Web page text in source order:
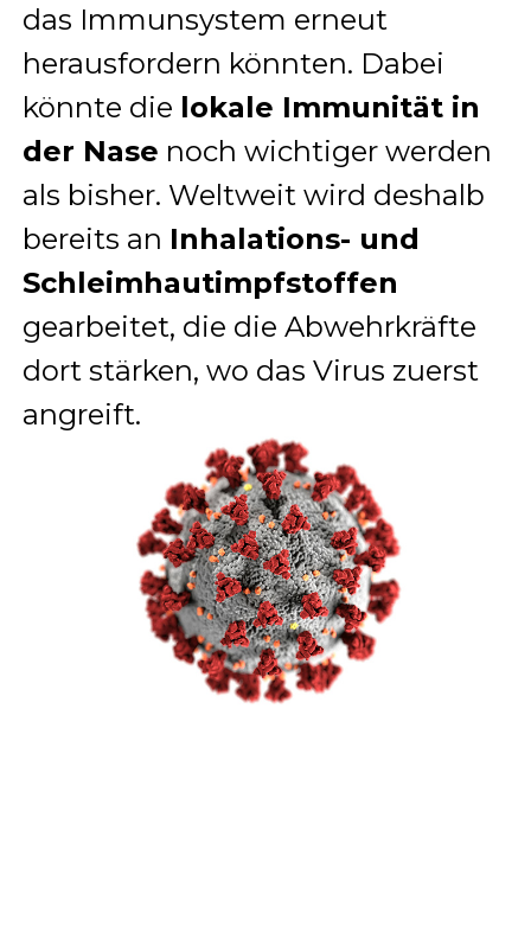
das Immunsystem erneut
herausfordern könnten. Dabei
könnte die lokale Immunität in
der Nase noch wichtiger werden
als bisher. Weltweit wird deshalb
bereits an Inhalations- und
Schleimhautimpfstoffen
gearbeitet, die die Abwehrkräfte
dort stärken, wo das Virus zuerst
angreift.